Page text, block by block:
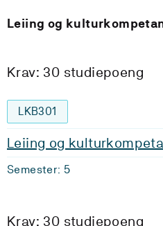
Leiing og
Krav: 30 studiepoeng
LKB301
Leiing og
Semester: 5
Krav: 30 studiepoeng